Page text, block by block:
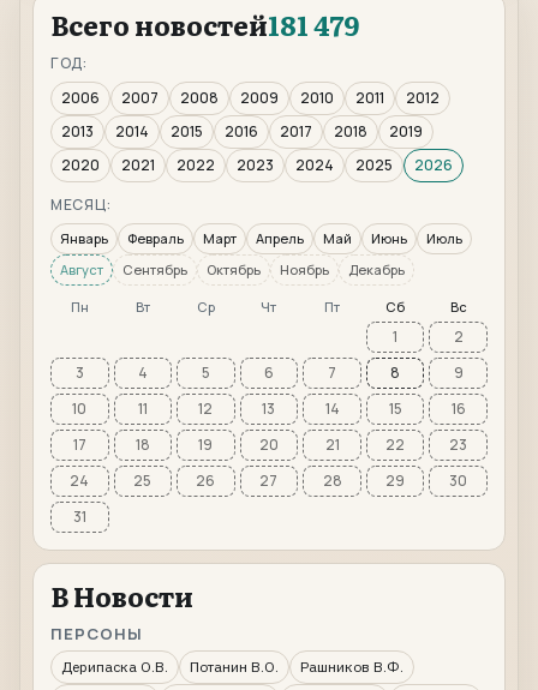
Всего новостей181 479
ГОД:
2006
2007 2008 2009 2010 2011
2012
2013
2014 2015 2016 2017 2018
2019
2020
2021 2022 2023 2024 2025
2026
МЕСЯЦ:
Январь Февраль Март Апрель Май Июнь
Июль
Август
Сентябрь Октябрь Ноябрь Декабрь
Пн Вт Ср Чт Пт Сб Вс
1
2
3
4 5 6 7 8
9
10
11 12 13 14 15
16
17
18 19 20 21 22
23
24
25 26 27 28 29
30
31
В Новости
ПЕРСОНЫ
Дерипаска О.В. Потанин В.О.
Рашников В.Ф.